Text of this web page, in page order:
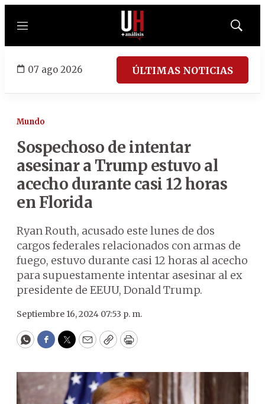
Menú
Mostrar
07 ago 2026 ÚLTIMAS NOTICIAS
Mundo
Sospechoso de intentar
asesinar a Trump estuvo al
acecho durante casi 12 horas
en Florida
Ryan Routh, acusado este lunes de dos
cargos federales relacionados con armas de
fuego, estuvo durante casi 12 horas al acecho
para supuestamente intentar asesinar al ex
presidente de EEUU, Donald Trump.
Septiembre 16, 2024 07:53 p. m.
WhatsApp
Facebook
Twitter
EmailCopyPrint